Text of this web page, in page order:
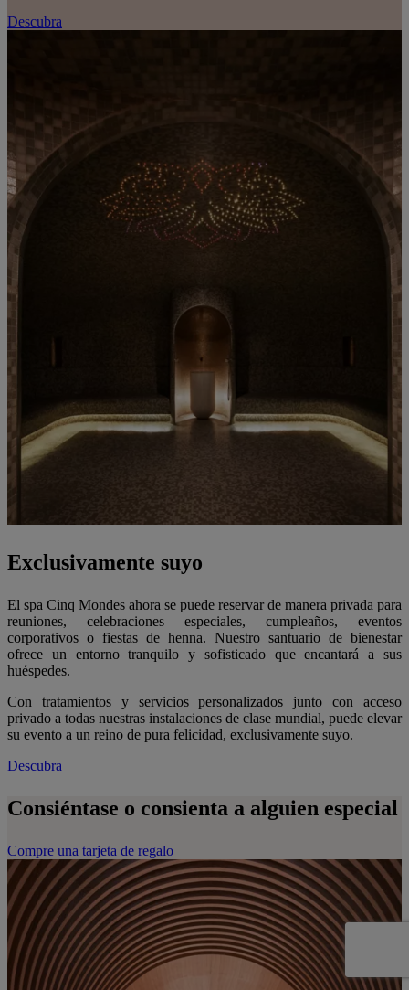
Descubra
Exclusivamente suyo
El spa Cinq Mondes ahora se puede reservar de manera privada para
reuniones, celebraciones especiales, cumpleaños, eventos
corporativos o fiestas de henna. Nuestro santuario de bienestar
ofrece un entorno tranquilo y sofisticado que encantará a sus
huéspedes.
Con tratamientos y servicios personalizados junto con acceso
privado a todas nuestras instalaciones de clase mundial, puede elevar
su evento a un reino de pura felicidad, exclusivamente suyo.
Descubra
Consiéntase o consienta a alguien especial
Compre una tarjeta de regalo